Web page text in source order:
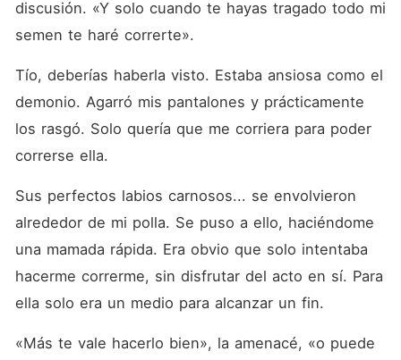
discusión. «Y solo cuando te hayas tragado todo mi
semen te haré correrte».
Tío, deberías haberla visto. Estaba ansiosa como el
demonio. Agarró mis pantalones y prácticamente
los rasgó. Solo quería que me corriera para poder
correrse ella.
Sus perfectos labios carnosos... se envolvieron
alrededor de mi polla. Se puso a ello, haciéndome
una mamada rápida. Era obvio que solo intentaba
hacerme correrme, sin disfrutar del acto en sí. Para
ella solo era un medio para alcanzar un fin.
«Más te vale hacerlo bien», la amenacé, «o puede